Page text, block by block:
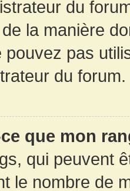
du
la manière
pouvez pas
du forum.
ce que mon
qui peuvent
le nombre de